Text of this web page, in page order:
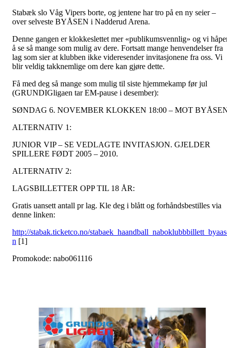
Stabæk slo Våg Vipers borte, og jentene har tro på en ny seier –
over selveste BYÅSEN i Nadderud Arena.
Denne gangen er klokkeslettet mer «publikumsvennlig» og vi
å se så mange som mulig av dere. Fortsatt mange henvendelser fra
lag som sier at klubben ikke videresender invitasjonene fra oss. Vi
blir veldig takknemlige om dere kan gjøre dette.
Få med deg så mange som mulig til siste hjemmekamp før jul
(GRUNDIGligaen tar EM-pause i desember):
SØNDAG 6. NOVEMBER KLOKKEN 18:00 – MOT
ALTERNATIV 1:
JUNIOR VIP – SE VEDLAGTE INVITASJON. GJELDER
SPILLERE FØDT 2005 – 2010.
ALTERNATIV 2:
LAGSBILLETTER OPP TIL 18 ÅR:
Gratis uansett antall pr lag. Kle deg i blått og forhåndsbestilles via
denne linken:
http://stabak.ticketco.no/
n [1]
Promokode: nabo061116